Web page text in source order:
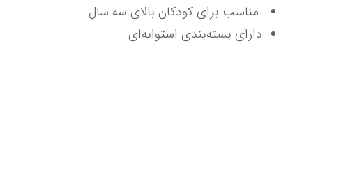
مناسب برای کودکان بالای سه سال
دارای بسته‌بندی استوانه‌ای